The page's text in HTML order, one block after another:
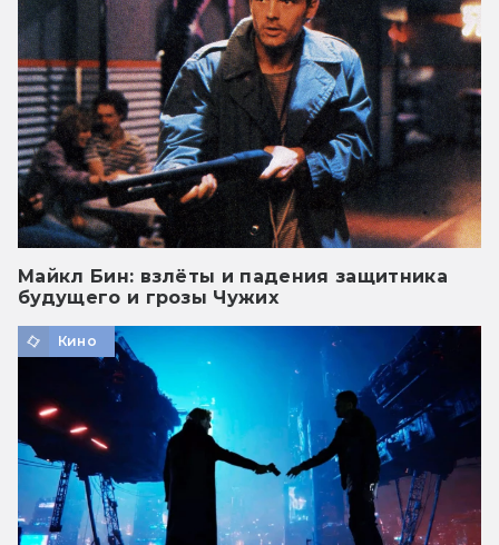
Майкл Бин: взлёты и падения защитника
будущего и грозы Чужих
Кино